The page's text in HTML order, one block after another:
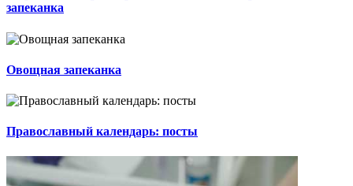
запеканка
Овощная запеканка
Православный календарь: посты